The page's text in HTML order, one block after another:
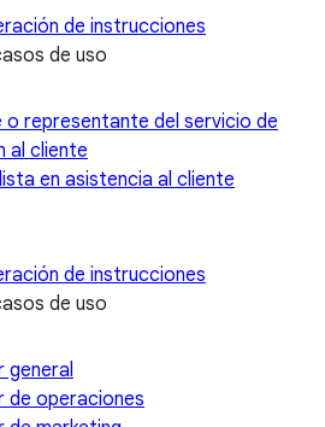
de instrucciones
de uso
o representante del servicio de
al cliente
en asistencia al cliente
de instrucciones
de uso
de operaciones